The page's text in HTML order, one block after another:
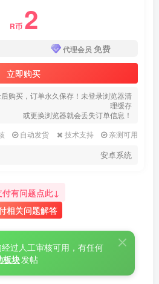
R币 2
代理会员 免费
立即购买
后购买，订单永久保存！未登录浏览器清
理缓存
或更换浏览器就会丢失订单信息！
自动发货 技术支持 亲测可用
安卓系统
有问题点此↓
相关问题解答
过人工审核可用，有任何
板块发帖